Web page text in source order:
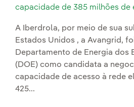
capacidade de 385 milhões de
A Iberdrola, por meio de sua
Estados Unidos , a Avangrid,
Departamento de Energia dos
(DOE) como candidata a
capacidade de acesso à rede
425...